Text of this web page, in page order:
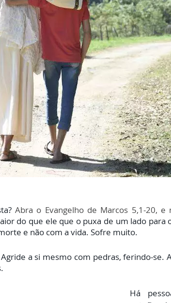
Abra o Evangelho de Marcos 5,1-20,
do que ele que o puxa de um lado para
e não com a vida. Sofre muito.
a si mesmo com pedras, ferindo-se.
Há